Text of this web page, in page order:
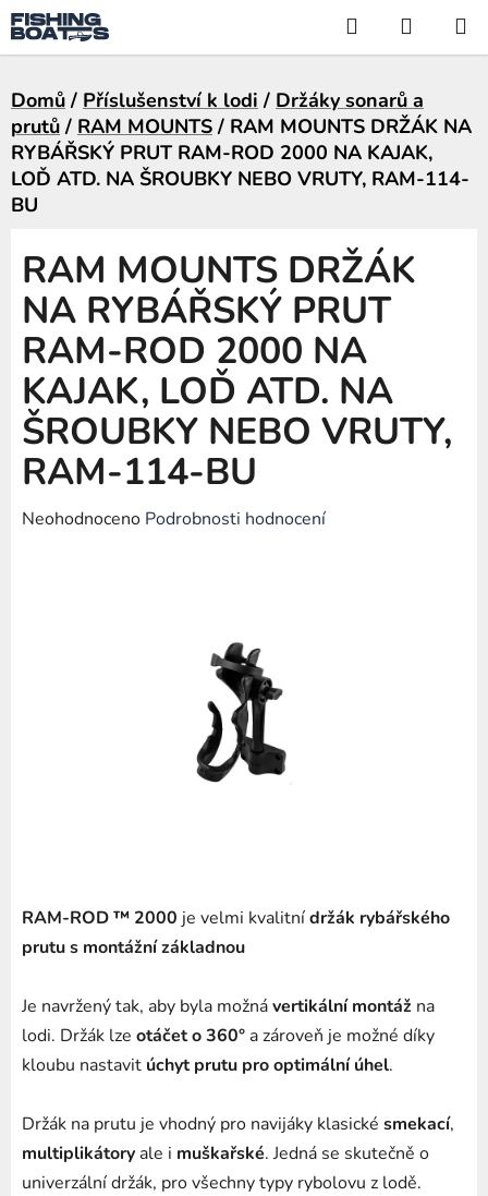
Přejít
na
obsah
Hledat
KOŠÍK
Domů / Příslušenství k lodi / Držáky sonarů a
prutů / RAM MOUNTS / RAM MOUNTS DRŽÁK NA
RYBÁŘSKÝ PRUT RAM-ROD 2000 NA KAJAK,
LOĎ ATD. NA ŠROUBKY NEBO VRUTY, RAM-114-
BU
RAM-ROD ™ 2000 je velmi kvalitnídržák rybářského
prutu s montážní základnou
Je navržený tak, aby byla možnávertikální montáž na
lodi. Držák lze otáčet o 360° a zároveň je možné díky
kloubu nastavit úchyt prutu pro optimální úhel.
Držák na prutu je vhodný pro navijáky klasické smekací,
multiplikátory ale i muškařské. Jedná se skutečně o
univerzální držák, pro všechny typy rybolovu z lodě.
RAM MOUNTS DRŽÁK
NA RYBÁŘSKÝ PRUT
RAM-ROD 2000 NA
KAJAK, LOĎ ATD. NA
ŠROUBKY NEBO VRUTY,
RAM-114-BU
Průměrné
Neohodnoceno Podrobnosti hodnocení